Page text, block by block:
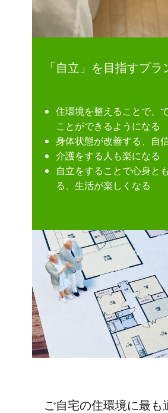
「自立」を目指すプラ
住環境を整えることで、
ことができるようになる
身体状態が改善する、自
介護をする人も楽になる
自立をすることで心身と
る、生活が楽しくなる
ご自宅の住環境に最も